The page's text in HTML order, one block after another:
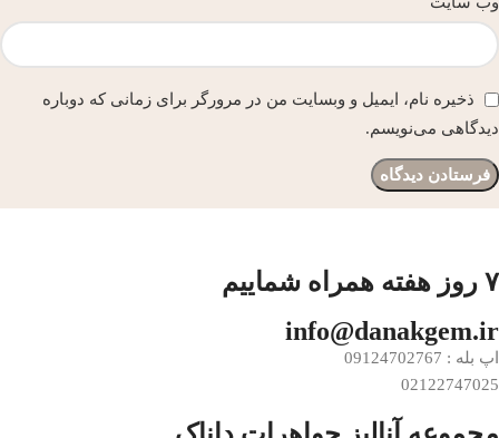
ذخیره نام، ایمیل و وبسایت من در مرورگر برای زمانی که دوباره
دیدگاهی می‌نویسم.
۷ روز هفته همراه شماییم
info@danakgem.ir
اپ بله : 09124702767
02122747025